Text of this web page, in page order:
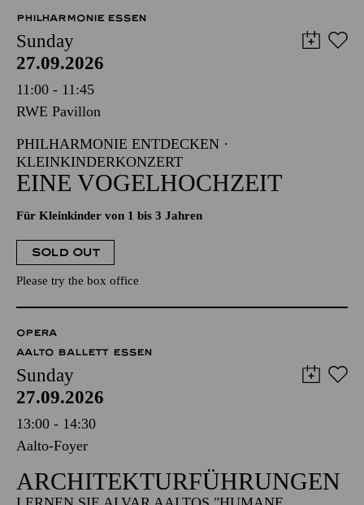
PHILHARMONIE ESSEN
Sunday
27.09.2026
11:00 - 11:45
RWE Pavillon
PHILHARMONIE ENTDECKEN ·
KLEINKINDERKONZERT
EINE VOGELHOCHZEIT
Für Kleinkinder von 1 bis 3 Jahren
SOLD OUT
Please try the box office
OPERA
AALTO BALLETT ESSEN
Sunday
27.09.2026
13:00 - 14:30
Aalto-Foyer
ARCHITEKTUR­FÜHRUNGEN